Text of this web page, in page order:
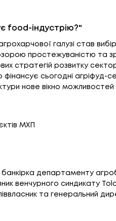
food-індустрію?"
галузі став
простежуваністю та
стратегій розвитку
сьогодні агріфуд-
нове вікно
МХП
департаменту
венчурного синдикату
та генеральний